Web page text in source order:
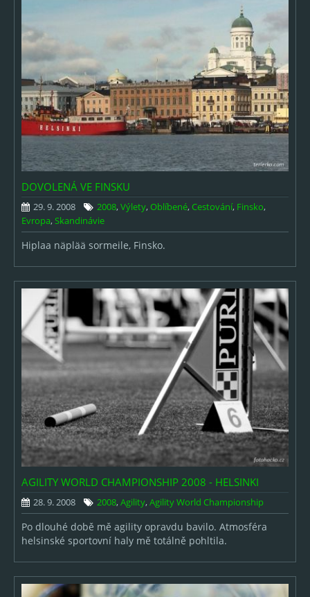
DOVOLENÁ VE FINSKU
29. 9. 2008 2008,Výlety,Oblíbené,Cestování, Finsko,
Evropa,Skandinávie
Hiplaa näplää sormeile, Finsko.
AGILITY WORLD CHAMPIONSHIP 2008 - HELSINKI
28. 9. 2008 2008,Agility,Agility World Championship
Po dlouhé době mě agility opravdu bavilo. Atmosféra
helsinské sportovní haly mě totálně pohltila.